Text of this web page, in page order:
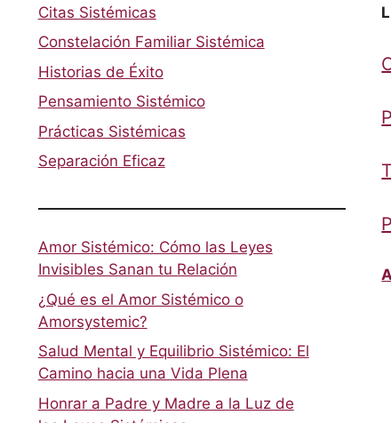
Citas Sistémicas
Constelación Familiar Sistémica
Historias de Éxito
Pensamiento Sistémico
Prácticas Sistémicas
Separación Eficaz
Amor Sistémico: Cómo las Leyes
Invisibles Sanan tu Relación
¿Qué es el Amor Sistémico o
Amorsystemic?
Salud Mental y Equilibrio Sistémico: El
Camino hacia una Vida Plena
Honrar a Padre y Madre a la Luz de